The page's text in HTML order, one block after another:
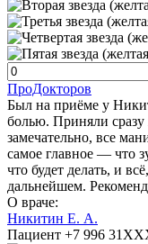
ПроДокторов
Был на приёме у
болью. Приняли
замечательно, все
самое главное — что
что будет делать, и
дальнейшем.
О враче:
Никитин Е. А.
Пациент +7 996